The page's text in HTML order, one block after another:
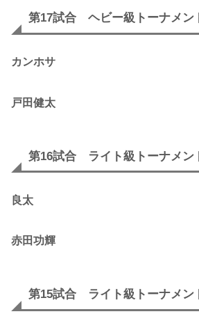
第17試合 ヘビー級トーナメン
カンホサ
戸田健太
第16試合 ライト級トーナメン
良太
赤田功輝
第15試合 ライト級トーナメン